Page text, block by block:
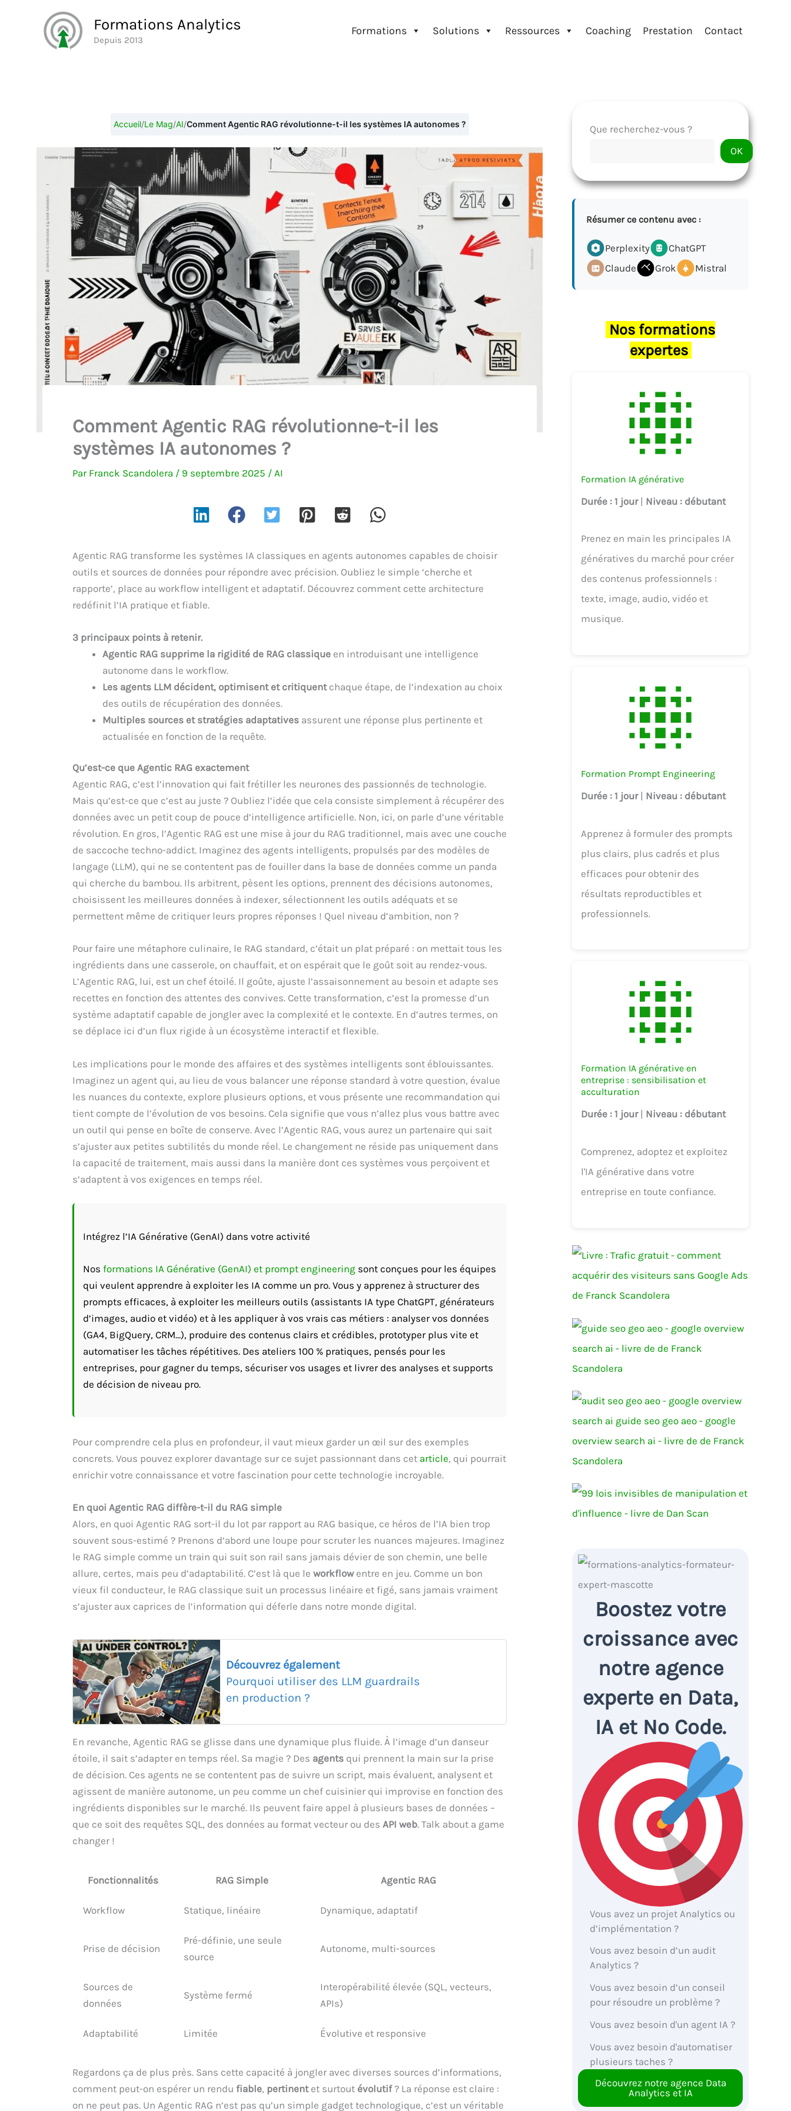
Formations Analytics
Depuis 2013
Formations Solutions Ressources Coaching Prestation Contact
Accueil/Le Mag/AI/Comment Agentic RAG révolutionne-t-il les systèmes IA autonomes ?
Comment Agentic RAG révolutionne-t-il les
systèmes IA autonomes ?
Par Franck Scandolera / 9 septembre 2025 / AI
Agentic RAG transforme les systèmes IA classiques en agents autonomes capables de choisir
outils et sources de données pour répondre avec précision. Oubliez le simple ‘cherche et
rapporte’, place au workflow intelligent et adaptatif. Découvrez comment cette architecture
redéfinit l’IA pratique et fiable.
3 principaux points à retenir.
Agentic RAG supprime la rigidité de RAG classique en introduisant une intelligence
autonome dans le workflow.
Les agents LLM décident, optimisent et critiquentchaque étape, de l’indexation au choix
des outils de récupération des données.
Multiples sources et stratégies adaptatives assurent une réponse plus pertinente et
actualisée en fonction de la requête.
Qu’est-ce que Agentic RAG exactement
Agentic RAG, c’est l’innovation qui fait frétiller les neurones des passionnés de technologie.
Mais qu’est-ce que c’est au juste ? Oubliez l’idée que cela consiste simplement à récupérer des
données avec un petit coup de pouce d’intelligence artificielle. Non, ici, on parle d’une véritable
révolution. En gros, l’Agentic RAG est une mise à jour du RAG traditionnel, mais avec une couche
de saccoche techno-addict. Imaginez des agents intelligents, propulsés par des modèles de
langage (LLM), qui ne se contentent pas de fouiller dans la base de données comme un panda
qui cherche du bambou. Ils arbitrent, pèsent les options, prennent des décisions autonomes,
choisissent les meilleures données à indexer, sélectionnent les outils adéquats et se
permettent même de critiquer leurs propres réponses ! Quel niveau d’ambition, non ?
Pour faire une métaphore culinaire, le RAG standard, c’était un plat préparé : on mettait tous les
ingrédients dans une casserole, on chauffait, et on espérait que le goût soit au rendez-vous.
L’Agentic RAG, lui, est un chef étoilé. Il goûte, ajuste l’assaisonnement au besoin et adapte ses
recettes en fonction des attentes des convives. Cette transformation, c’est la promesse d’un
système adaptatif capable de jongler avec la complexité et le contexte. En d’autres termes, on
se déplace ici d’un flux rigide à un écosystème interactif et flexible.
Les implications pour le monde des affaires et des systèmes intelligents sont éblouissantes.
Imaginez un agent qui, au lieu de vous balancer une réponse standard à votre question, évalue
les nuances du contexte, explore plusieurs options, et vous présente une recommandation qui
tient compte de l’évolution de vos besoins. Cela signifie que vous n’allez plus vous battre avec
un outil qui pense en boîte de conserve. Avec l’Agentic RAG, vous aurez un partenaire qui sait
s’ajuster aux petites subtilités du monde réel. Le changement ne réside pas uniquement dans
la capacité de traitement, mais aussi dans la manière dont ces systèmes vous perçoivent et
s’adaptent à vos exigences en temps réel.
Intégrez l’IA Générative (GenAI) dans votre activité
Nos formations IA Générative (GenAI) et prompt engineering sont conçues pour les équipes
qui veulent apprendre à exploiter les IA comme un pro. Vous y apprenez à structurer des
prompts efficaces, à exploiter les meilleurs outils (assistants IA type ChatGPT, générateurs
d’images, audio et vidéo) et à les appliquer à vos vrais cas métiers : analyser vos données
(GA4, BigQuery, CRM…), produire des contenus clairs et crédibles, prototyper plus vite et
automatiser les tâches répétitives. Des ateliers 100 % pratiques, pensés pour les
entreprises, pour gagner du temps, sécuriser vos usages et livrer des analyses et supports
de décision de niveau pro.
Pour comprendre cela plus en profondeur, il vaut mieux garder un œil sur des exemples
concrets. Vous pouvez explorer davantage sur ce sujet passionnant dans cet article, qui pourrait
enrichir votre connaissance et votre fascination pour cette technologie incroyable.
En quoi Agentic RAG diffère-t-il du RAG simple
Alors, en quoi Agentic RAG sort-il du lot par rapport au RAG basique, ce héros de l’IA bien trop
souvent sous-estimé ? Prenons d’abord une loupe pour scruter les nuances majeures. Imaginez
le RAG simple comme un train qui suit son rail sans jamais dévier de son chemin, une belle
allure, certes, mais peu d’adaptabilité. C’est là que le workflowentre en jeu. Comme un bon
vieux fil conducteur, le RAG classique suit un processus linéaire et figé, sans jamais vraiment
s’ajuster aux caprices de l’information qui déferle dans notre monde digital.
Découvrez également
Pourquoi utiliser des LLM guardrails
en production ?
En revanche, Agentic RAG se glisse dans une dynamique plus fluide. À l’image d’un danseur
étoile, il sait s’adapter en temps réel. Sa magie ? Des agents qui prennent la main sur la prise
de décision. Ces agents ne se contentent pas de suivre un script, mais évaluent, analysent et
agissent de manière autonome, un peu comme un chef cuisinier qui improvise en fonction des
ingrédients disponibles sur le marché. Ils peuvent faire appel à plusieurs bases de données –
que ce soit des requêtes SQL, des données au format vecteur ou des API web. Talk about a game
changer !
Fonctionnalités RAG Simple Agentic RAG
Workflow Statique, linéaire Dynamique, adaptatif
Prise de décision
Pré-définie, une seule
source
Autonome, multi-sources
Sources de
données
Système fermé
Interopérabilité élevée (SQL, vecteurs,
APIs)
Adaptabilité Limitée Évolutive et responsive
Regardons ça de plus près. Sans cette capacité à jongler avec diverses sources d’informations,
comment peut-on espérer un rendu fiable, pertinentet surtout évolutif? La réponse est claire :
on ne peut pas. Un Agentic RAG n’est pas qu’un simple gadget technologique, c’est un véritable
Que recherchez-vous ?
OK
Résumer ce contenu avec :
Perplexity
ChatGPT
Claude
Grok Mistral
Nos formations
expertes
Formation IA générative
Durée : 1 jour | Niveau : débutant
Prenez en main les principales IA
génératives du marché pour créer
des contenus professionnels :
texte, image, audio, vidéo et
musique.
Formation Prompt Engineering
Durée : 1 jour | Niveau : débutant
Apprenez à formuler des prompts
plus clairs, plus cadrés et plus
efficaces pour obtenir des
résultats reproductibles et
professionnels.
Formation IA générative en
entreprise : sensibilisation et
acculturation
Durée : 1 jour | Niveau : débutant
Comprenez, adoptez et exploitez
l'IA générative dans votre
entreprise en toute confiance.
Boostez votre
croissance avec
notre agence
experte en Data,
IA et No Code.
Vous avez un projet Analytics ou
d’implémentation ?
Vous avez besoin d’un audit
Analytics ?
Vous avez besoin d’un conseil
pour résoudre un problème ?
Vous avez besoin d'un agent IA ?
Vous avez besoin d'automatiser
plusieurs taches ?
Découvrez notre agence Data
Analytics et IA